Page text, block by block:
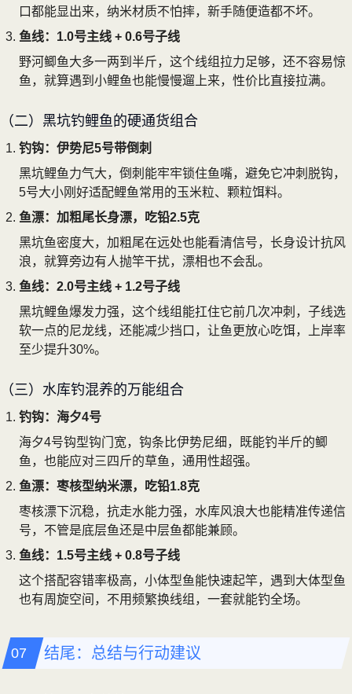
口都能显出来，纳米材质不怕摔，新手随便造都不坏。
鱼线：1.0号主线 + 0.6号子线
野河鲫鱼大多一两到半斤，这个线组拉力足够，还不容易惊
鱼，就算遇到小鲤鱼也能慢慢遛上来，性价比直接拉满。
（二）黑坑钓鲤鱼的硬通货组合
钓钩：伊势尼5号带倒刺
黑坑鲤鱼力气大，倒刺能牢牢锁住鱼嘴，避免它冲刺脱钩，
5号大小刚好适配鲤鱼常用的玉米粒、颗粒饵料。
鱼漂：加粗尾长身漂，吃铅2.5克
黑坑鱼密度大，加粗尾在远处也能看清信号，长身设计抗风
浪，就算旁边有人抛竿干扰，漂相也不会乱。
鱼线：2.0号主线 + 1.2号子线
黑坑鲤鱼爆发力强，这个线组能扛住它前几次冲刺，子线选
软一点的尼龙线，还能减少挡口，让鱼更放心吃饵，上岸率
至少提升30%。
（三）水库钓混养的万能组合
钓钩：海夕4号
海夕4号钩型钩门宽，钩条比伊势尼细，既能钓半斤的鲫
鱼，也能应对三四斤的草鱼，通用性超强。
鱼漂：枣核型纳米漂，吃铅1.8克
枣核漂下沉稳，抗走水能力强，水库风浪大也能精准传递信
号，不管是底层鱼还是中层鱼都能兼顾。
鱼线：1.5号主线 + 0.8号子线
这个搭配容错率极高，小体型鱼能快速起竿，遇到大体型鱼
也有周旋空间，不用频繁换线组，一套就能钓全场。
结尾：总结与行动建议